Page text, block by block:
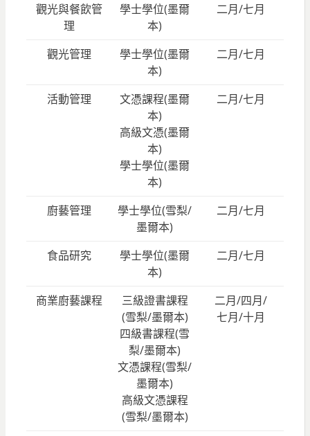
觀光與餐飲管
理
學士學位(墨爾
本)
二月/七月
觀光管理
學士學位(墨爾
本)
二月/七月
活動管理
文憑課程(墨爾
本)
高級文憑(墨爾
本)
學士學位(墨爾
本)
二月/七月
廚藝管理
學士學位(雪梨/
墨爾本)
二月/七月
食品研究
學士學位(墨爾
本)
二月/七月
商業廚藝課程
三級證書課程
(雪梨/墨爾本)
四級書課程(雪
梨/墨爾本)
文憑課程(雪梨/
墨爾本)
高級文憑課程
(雪梨/墨爾本)
二月/四月/
七月/十月